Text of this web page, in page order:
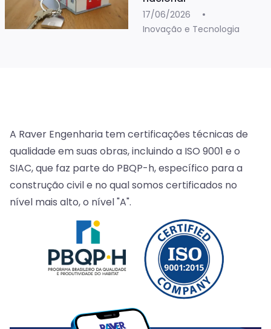
17/06/2026
Inovação e Tecnologia
A Raver Engenharia tem certificações técnicas de
qualidade em suas obras, incluindo a ISO 9001 e o
SIAC, que faz parte do PBQP-h, específico para a
construção civil e no qual somos certificados no
nível mais alto, o nível "A".